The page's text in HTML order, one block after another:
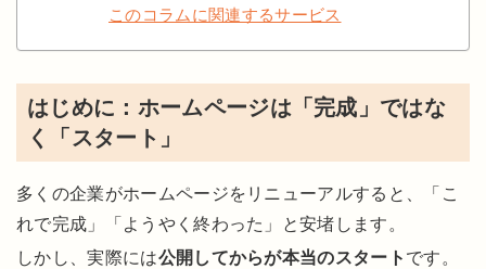
このコラムに関連するサービス
はじめに：ホームページは「完成」ではな
く「スタート」
多くの企業がホームページをリニューアルすると、「こ
れで完成」「ようやく終わった」と安堵します。
しかし、実際には公開してからが本当のスタート です。